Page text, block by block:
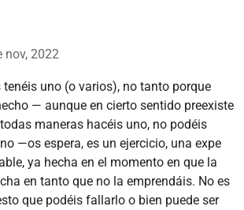
nov, 2022
uno (o varios), no tanto porque
— aunque en cierto sentido preexiste
maneras hacéis uno, no podéis
—os espera, es un ejercicio, una expe
ya hecha en el momento en que la
en tanto que no la emprendáis. No es
que podéis fallarlo o bien puede ser